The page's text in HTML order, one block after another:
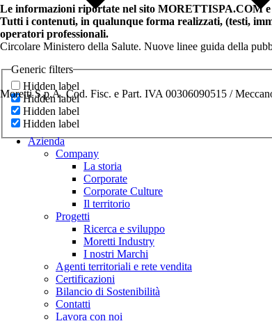
Generic filters
Hidden label
Hidden label
Hidden label
Hidden label
Le informazioni riportate nel sito MORETTISPA.COM
Tutti i contenuti, in qualunque forma realizzati, (testi,
operatori professionali.
Circolare Ministero della Salute. Nuove linee guida della
Moretti S.p.A. Cod. Fisc. e Part. IVA 00306090515 /
Azienda
Company
La storia
Corporate
Corporate Culture
Il territorio
Progetti
Ricerca e sviluppo
Moretti Industry
I nostri Marchi
Agenti territoriali e rete vendita
Certificazioni
Bilancio di Sostenibilità
Contatti
Lavora con noi